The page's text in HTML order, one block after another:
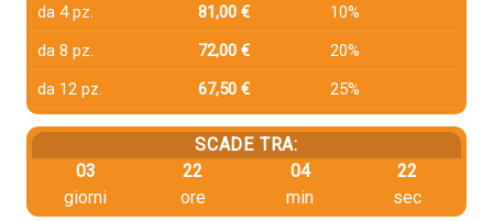
da 4 pz.
81,00 €
10%
da 8 pz.
72,00 €
20%
da 12 pz.
67,50 € 25%
SCADE TRA:
03
giorni
22
ore
04
min
22
sec